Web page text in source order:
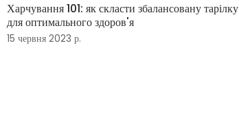
Харчування 101: як скласти збалансовану тарілку
для оптимального здоров'я
15 червня 2023 р.